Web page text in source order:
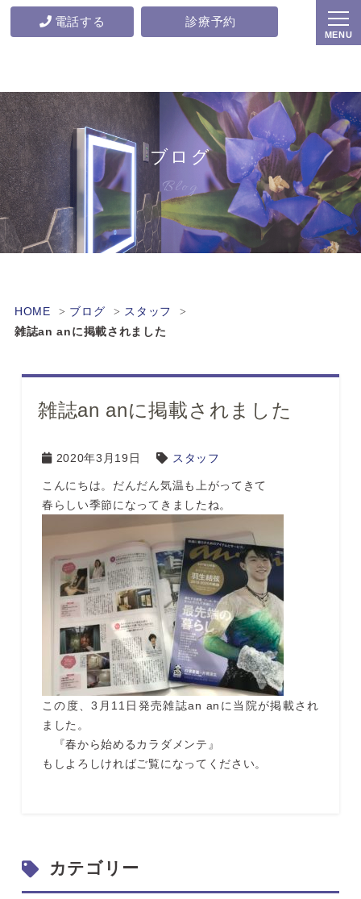
電話する 診療予約
ブログ
Blog
HOME ブログ
スタッフ
雑誌an anに掲載されました
雑誌an anに掲載されました
2020年3月19日 スタッフ
こんにちは。だんだん気温も上がってきて
春らしい季節になってきましたね。
この度、3月11日発売雑誌an anに当院が掲載され
ました。
『春から始めるカラダメンテ』
もしよろしければご覧になってください。
カテゴリー